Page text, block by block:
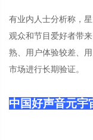
有业内人士分析称，
观众和节目爱好者带
熟、用户体验较差、
市场进行长期验证。
中国好声音元宇